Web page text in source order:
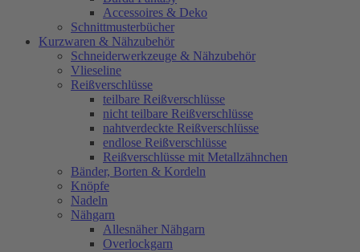
Accessoires & Deko
Schnittmusterbücher
Kurzwaren & Nähzubehör
Schneiderwerkzeuge & Nähzubehör
Vlieseline
Reißverschlüsse
teilbare Reißverschlüsse
nicht teilbare Reißverschlüsse
nahtverdeckte Reißverschlüsse
endlose Reißverschlüsse
Reißverschlüsse mit Metallzähnchen
Bänder, Borten & Kordeln
Knöpfe
Nadeln
Nähgarn
Allesnäher Nähgarn
Overlockgarn